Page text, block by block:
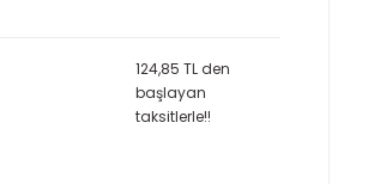
124,85 TL den
başlayan
taksitlerle!!